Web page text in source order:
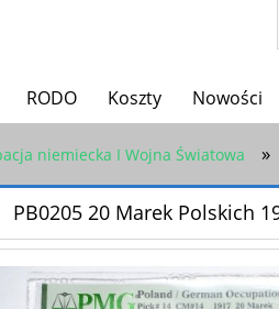
RODO Koszty Nowości
niemiecka I Wojna Światowa »
PB0205 20 Marek Polskich